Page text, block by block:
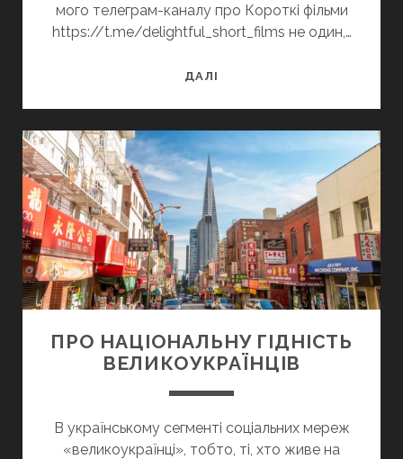
мого телеграм-каналу про Короткі фільми
https://t.me/delightful_short_films не один,…
ДАЛІ
ПРО НАЦІОНАЛЬНУ ГІДНІСТЬ
ВЕЛИКОУКРАЇНЦІВ
В українському сегменті соціальних мереж
«великоукраїнці», тобто, ті, хто живе на